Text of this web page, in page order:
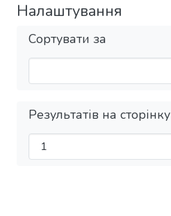
Налаштування
Сортувати за
Результатів на сторінку